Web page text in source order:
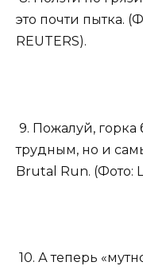
это почти пытка.
REUTERS).
9. Пожалуй,
трудным, но и
Brutal Run. (Фото:
10. А теперь